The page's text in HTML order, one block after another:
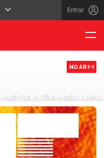
Entrar
NO AR